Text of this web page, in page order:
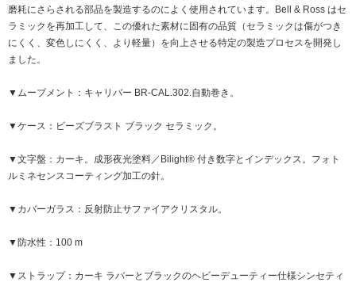
磨耗にさらされる部品を製造するのによく使用されています。Bell & Ross はセ
ラミックを再加工して、この優れた素材に固有の品質（セラミックは傷がつき
にくく、変色しにくく、より軽量）を向上させる特定の製造プロセスを開発し
ました。
▼ムーブメント：キャリバー BR-CAL.302.自動巻き。
▼ケース：ビーズブラスト ブラック セラミック。
▼文字盤：カーキ。成形夜光塗料／Bilight® 付き数字とインデックス。フォト
ルミネセンスコーティング加工の針。
▼カバーガラス：反射防止サファイアクリスタル。
▼防水性：100 m
▼ストラップ：カーキ ラバーとブラックのヘビーデューティー仕様シンセティ